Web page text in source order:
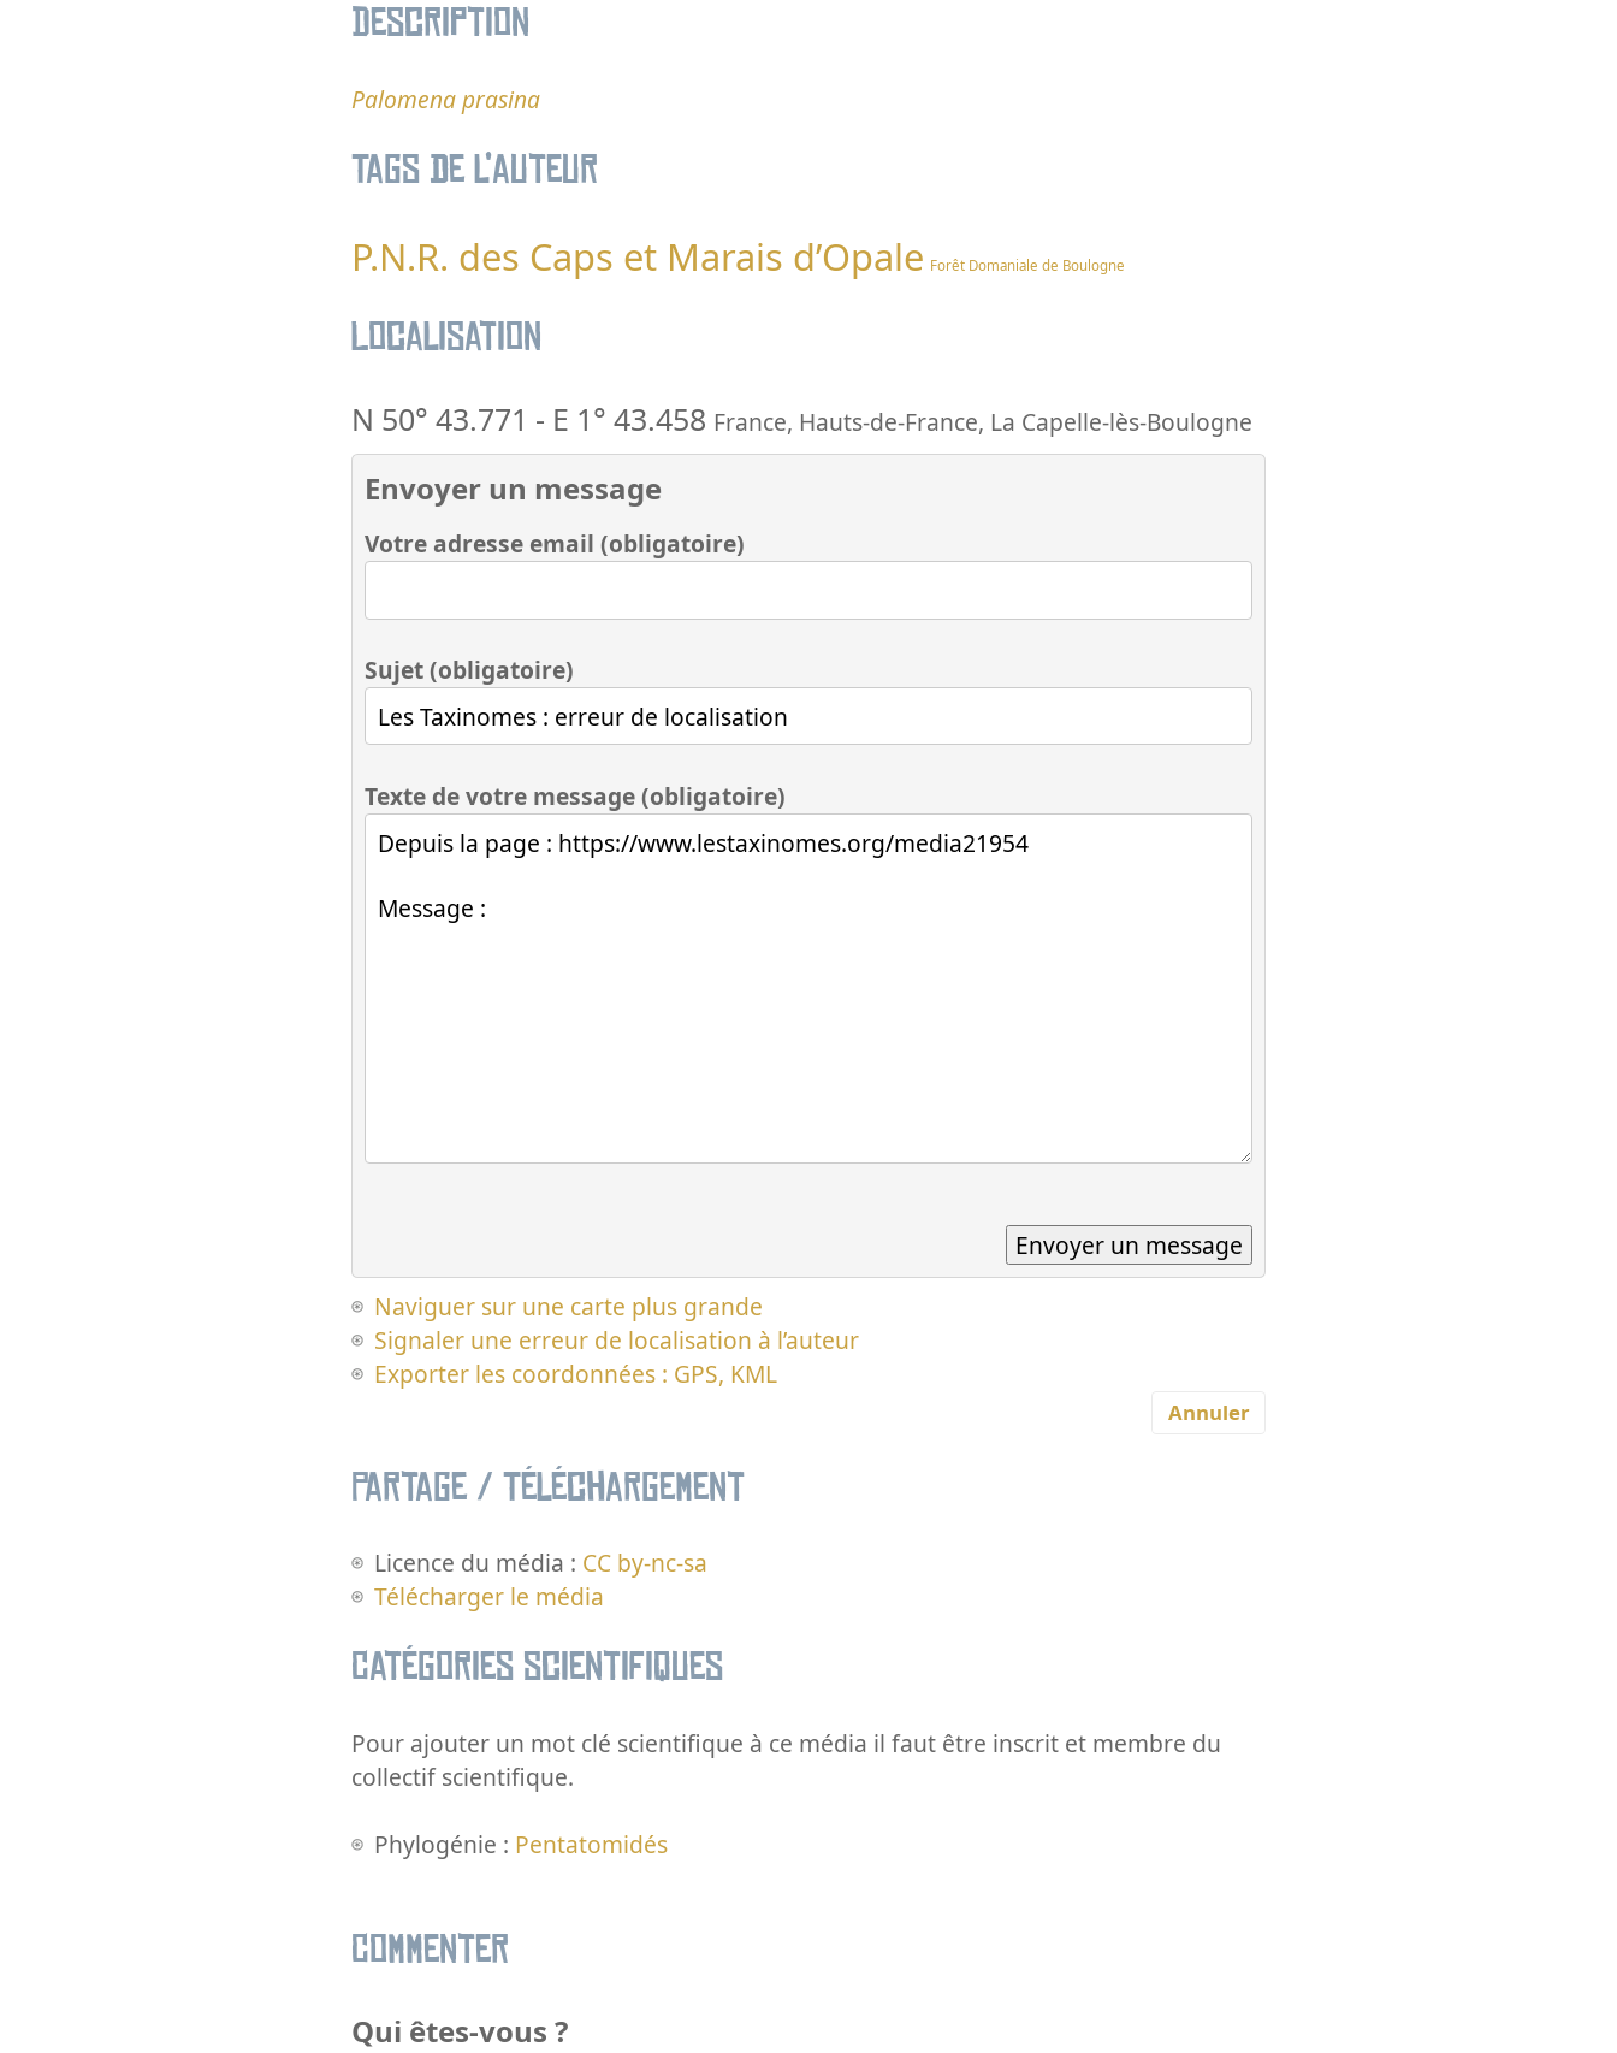
Description
Palomena prasina
Tags de l’auteur
P.N.R. des Caps et Marais d’Opale Forêt Domaniale de Boulogne
Localisation
N 50° 43.771 - E 1° 43.458 France, Hauts-de-France, La Capelle-lès-Boulogne
Envoyer un message
Votre adresse email (obligatoire)
Sujet (obligatoire)
Texte de votre message (obligatoire)
Naviguer sur une carte plus grande
Signaler une erreur de localisation à l’auteur
Exporter les coordonnées : GPS, KML
Annuler
Partage / Téléchargement
Licence du média : CC by-nc-sa
Télécharger le média
Catégories scientifiques
Pour ajouter un mot clé scientifique à ce média il faut être inscrit et membre du
collectif scientifique.
Phylogénie : Pentatomidés
Commenter
Qui êtes-vous ?